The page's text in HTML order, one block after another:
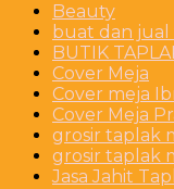
Beauty
buat dan
BUTIK
Cover Meja
Cover meja
Cover Meja
grosir taplak
grosir taplak
Jasa Jahit